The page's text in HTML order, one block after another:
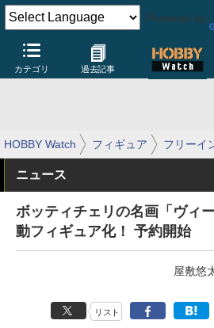
Powered by
カテゴリ 過去記事
HOBBY Watch フィギュア フリーイ
ニュース
ボッティチェリの名画「ヴィ
動フィギュア化！ 予約開始
屋敷悠
リスト